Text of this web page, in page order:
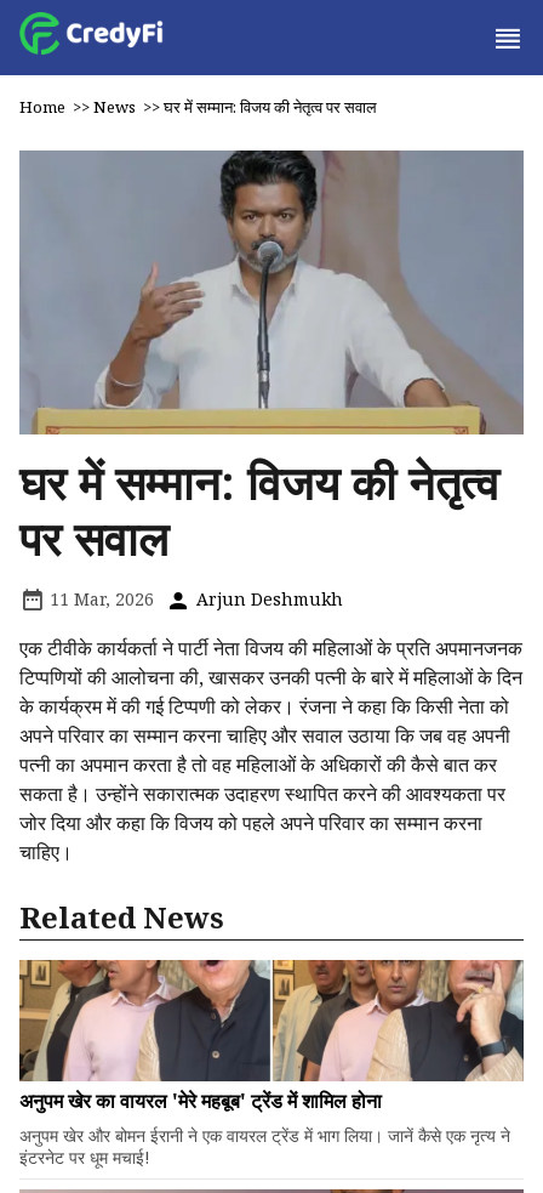
Home >>News >>घर में सम्मान: विजय की नेतृत्व पर सवाल
घर में सम्मान: विजय की नेतृत्व
पर सवाल
11 Mar, 2026 Arjun Deshmukh
एक टीवीके कार्यकर्ता ने पार्टी नेता विजय की महिलाओं के प्रति अपमानजनक
टिप्पणियों की आलोचना की, खासकर उनकी पत्नी के बारे में महिलाओं के दिन
के कार्यक्रम में की गई टिप्पणी को लेकर। रंजना ने कहा कि किसी नेता को
अपने परिवार का सम्मान करना चाहिए और सवाल उठाया कि जब वह अपनी
पत्नी का अपमान करता है तो वह महिलाओं के अधिकारों की कैसे बात कर
सकता है। उन्होंने सकारात्मक उदाहरण स्थापित करने की आवश्यकता पर
जोर दिया और कहा कि विजय को पहले अपने परिवार का सम्मान करना
चाहिए।
Related News
अनुपम खेर का वायरल 'मेरे महबूब' ट्रेंड में शामिल होना
अनुपम खेर और बोमन ईरानी ने एक वायरल ट्रेंड में भाग लिया। जानें कैसे एक नृत्य ने
इंटरनेट पर धूम मचाई!